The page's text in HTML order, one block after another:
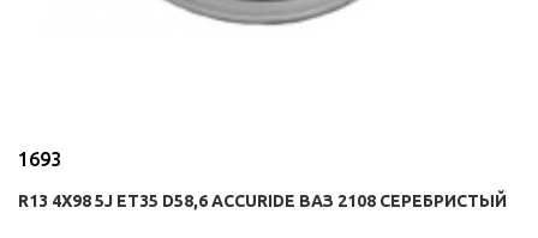
1693
R13 4X98 5J ET35 D58,6 ACCURIDE ВАЗ 2108 СЕРЕБРИСТЫЙ